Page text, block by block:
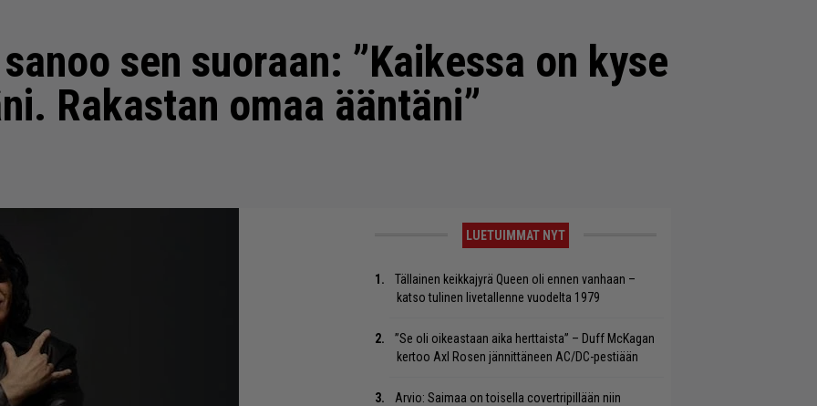
sen suoraan: ”Kaikessa on kyse
Rakastan omaa ääntäni”
LUETUIMMAT NYT
Tällainen keikkajyrä Queen oli ennen vanhaan –
katso tulinen livetallenne vuodelta 1979
”Se oli oikeastaan aika herttaista” – Duff McKagan
kertoo Axl Rosen jännittäneen AC/DC-pestiään
Arvio: Saimaa on toisella covertripillään niin